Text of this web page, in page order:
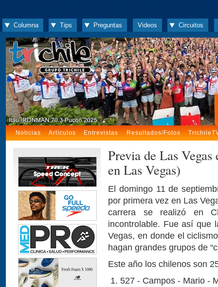
Columna Tips Preguntas Videos Circuitos
Noticias Artículos Entrevistas Resultados/Fotos
Previa de Las
en Las Vegas)
El domingo 11 de
por primera vez en Las
carrera se realizó en
incontrolable. Fue así que
Vegas, en donde el
hagan grandes grupos de
Este año los chilenos son
527 - Campos - Mario -